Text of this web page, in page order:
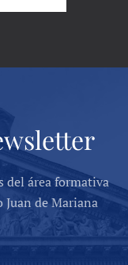
del área formativa
de Mariana